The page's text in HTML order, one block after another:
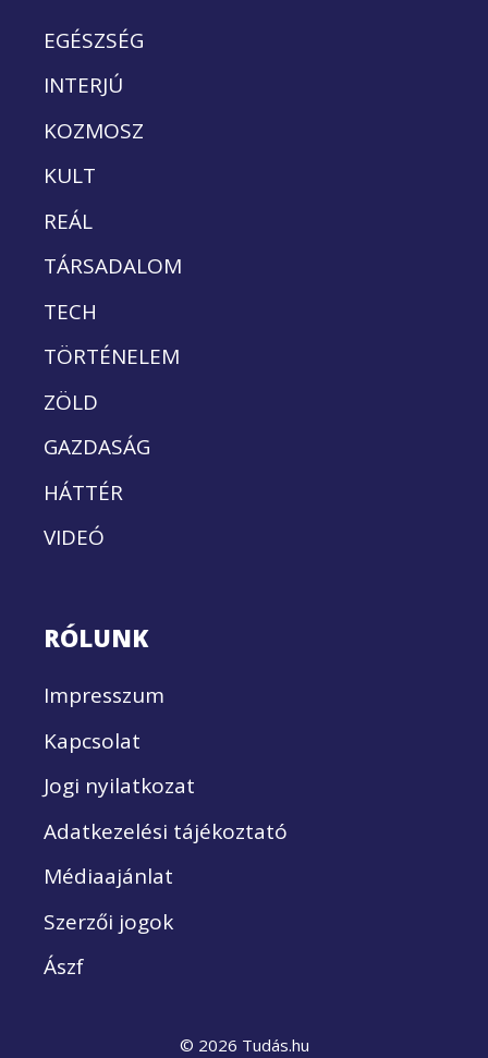
EGÉSZSÉG
INTERJÚ
KOZMOSZ
KULT
REÁL
TÁRSADALOM
TECH
TÖRTÉNELEM
ZÖLD
GAZDASÁG
HÁTTÉR
VIDEÓ
RÓLUNK
Impresszum
Kapcsolat
Jogi nyilatkozat
Adatkezelési tájékoztató
Médiaajánlat
Szerzői jogok
Ászf
© 2026 Tudás.hu